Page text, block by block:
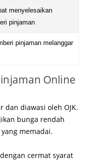
menyelesaikan
pinjaman
pinjaman melanggar
Online
diawasi oleh OJK.
bunga rendah
memadai.
cermat syarat